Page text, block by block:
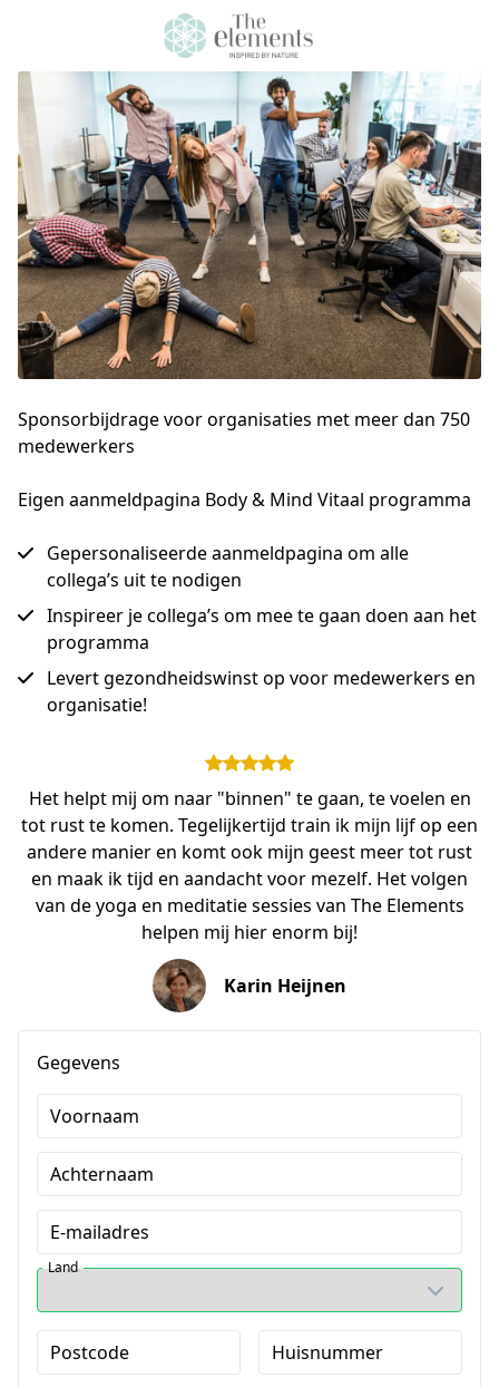
Sponsorbijdrage voor organisaties met meer dan 750
medewerkers
Eigen aanmeldpagina Body & Mind Vitaal programma
Gepersonaliseerde aanmeldpagina om alle
collega’s uit te nodigen
Inspireer je collega’s om mee te gaan doen aan het
programma
Levert gezondheidswinst op voor medewerkers en
organisatie!
Het helpt mij om naar "binnen" te gaan, te voelen en
tot rust te komen. Tegelijkertijd train ik mijn lijf op een
andere manier en komt ook mijn geest meer tot rust
en maak ik tijd en aandacht voor mezelf. Het volgen
van de yoga en meditatie sessies van The Elements
helpen mij hier enorm bij!
Karin Heijnen
Gegevens
Voornaam
Achternaam
E-mailadres
Land
Postcode Huisnummer